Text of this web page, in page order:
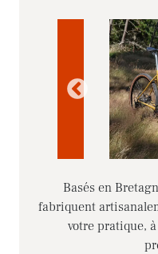
Basés en
fabriquent
votre pratique,